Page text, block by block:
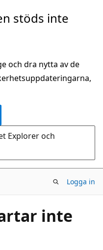
stöds inte
och dra nytta av de
Explorer och
Logga in
inte